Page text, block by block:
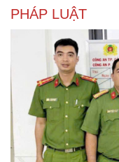
PHÁP LUẬT